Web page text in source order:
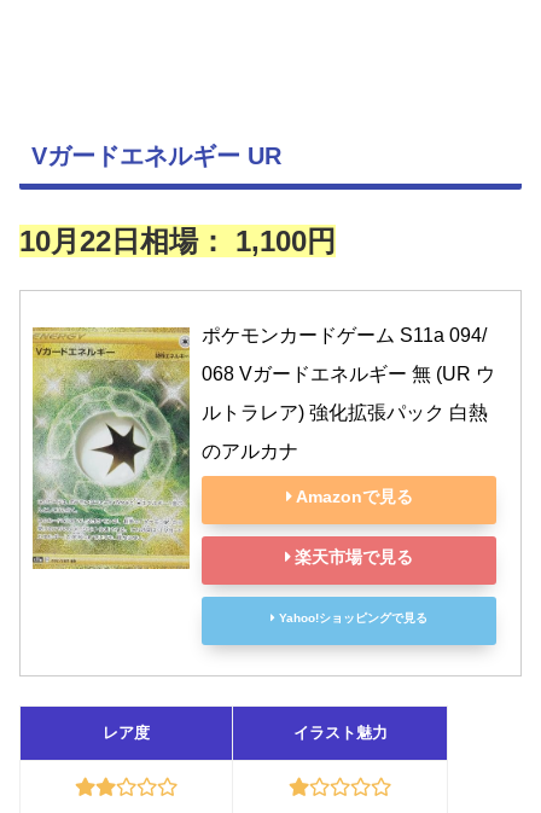
Vガードエネルギー UR
10月22日相場： 1,100円
ポケモンカードゲーム S11a 094/
068 Vガードエネルギー 無 (UR ウ
ルトラレア) 強化拡張パック 白熱
のアルカナ
Amazonで見る
楽天市場で見る
Yahoo!ショッピングで見る
レア度 イラスト魅力